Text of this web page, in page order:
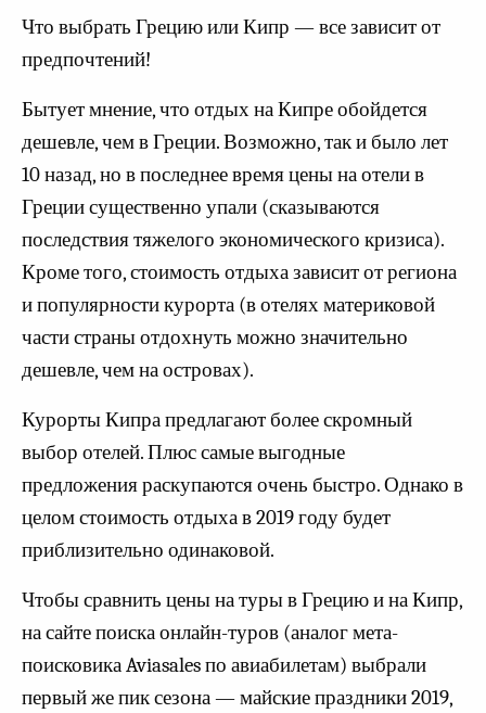
Что выбрать Грецию или Кипр — все зависит от
предпочтений!
Бытует мнение, что отдых на Кипре обойдется
дешевле, чем в Греции. Возможно, так и было лет
10 назад, но в последнее время цены на отели в
Греции существенно упали (сказываются
последствия тяжелого экономического кризиса).
Кроме того, стоимость отдыха зависит от региона
и популярности курорта (в отелях материковой
части страны отдохнуть можно значительно
дешевле, чем на островах).
Курорты Кипра предлагают более скромный
выбор отелей. Плюс самые выгодные
предложения раскупаются очень быстро. Однако в
целом стоимость отдыха в 2019 году будет
приблизительно одинаковой.
Чтобы сравнить цены на туры в Грецию и на Кипр,
на сайте поиска онлайн-туров (аналог мета-
поисковика Aviasales по авиабилетам) выбрали
первый же пик сезона — майские праздники 2019,